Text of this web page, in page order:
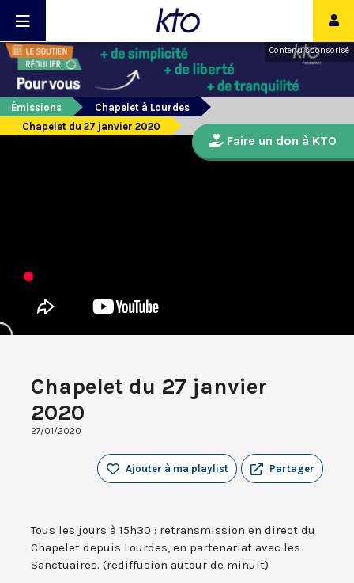
Contenu sponsorisé
Émissions
Chapelet à Lourdes
Chapelet du 27 janvier 2020
Chapelet du 27 janvier
2020
27/01/2020
Partager
Ajouter à ma playlist
Tous les jours à 15h30 : retransmission en direct du
Chapelet depuis Lourdes, en partenariat avec les
Sanctuaires. (rediffusion autour de minuit)
Faire un don à KTO